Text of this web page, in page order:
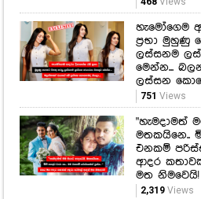
751Views
"හැමදාමත්
මතකයිනෙ..
එනකම්
ආදර
මත නිමවෙයි!
2,319 Views